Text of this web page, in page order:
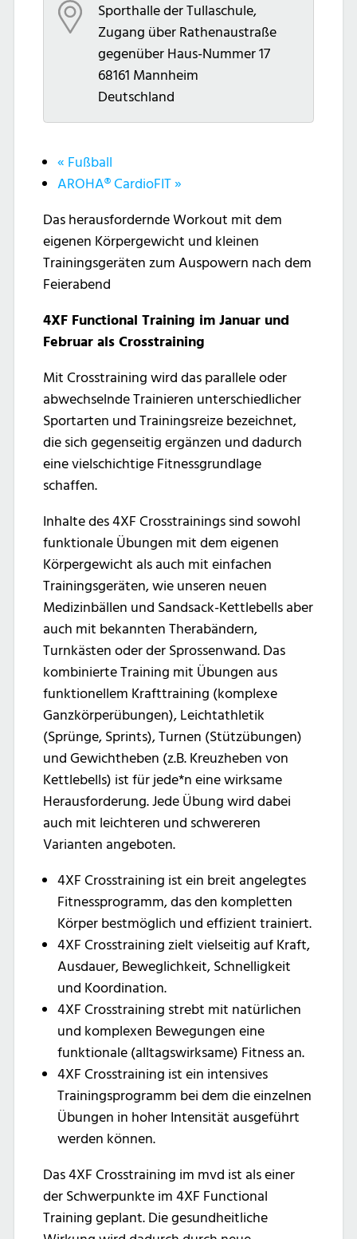
Sporthalle der Tullaschule,
Zugang über Rathenaustraße
gegenüber Haus-Nummer 17
68161 Mannheim
Deutschland
« Fußball
AROHA® CardioFIT»
Das herausfordernde Workout mit dem
eigenen Körpergewicht und kleinen
Trainingsgeräten zum Auspowern nach dem
Feierabend
4XF Functional Training im Januar und
Februar als Crosstraining
Mit Crosstraining wird das parallele oder
abwechselnde Trainieren unterschiedlicher
Sportarten und Trainingsreize bezeichnet,
die sich gegenseitig ergänzen und dadurch
eine vielschichtige Fitnessgrundlage
schaffen.
Inhalte des 4XF Crosstrainings sind sowohl
funktionale Übungen mit dem eigenen
Körpergewicht als auch mit einfachen
Trainingsgeräten, wie unseren neuen
Medizinbällen und Sandsack-Kettlebells aber
auch mit bekannten Therabändern,
Turnkästen oder der Sprossenwand. Das
kombinierte Training mit Übungen aus
funktionellem Krafttraining (komplexe
Ganzkörperübungen), Leichtathletik
(Sprünge, Sprints), Turnen (Stützübungen)
und Gewichtheben (z.B. Kreuzheben von
Kettlebells) ist für jede*n eine wirksame
Herausforderung. Jede Übung wird dabei
auch mit leichteren und schwereren
Varianten angeboten.
4XF Crosstraining ist ein breit angelegtes
Fitnessprogramm, das den kompletten
Körper bestmöglich und effizient trainiert.
4XF Crosstraining zielt vielseitig auf Kraft,
Ausdauer, Beweglichkeit, Schnelligkeit
und Koordination.
4XF Crosstraining strebt mit natürlichen
und komplexen Bewegungen eine
funktionale (alltagswirksame) Fitness an.
4XF Crosstraining ist ein intensives
Trainingsprogramm bei dem die einzelnen
Übungen in hoher Intensität ausgeführt
werden können.
Das 4XF Crosstraining im mvd ist als einer
der Schwerpunkte im 4XF Functional
Training geplant. Die gesundheitliche